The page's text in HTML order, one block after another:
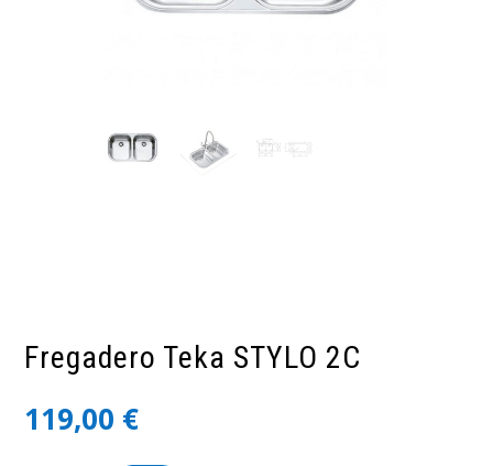
Fregadero Teka STYLO 2C
119,00 €